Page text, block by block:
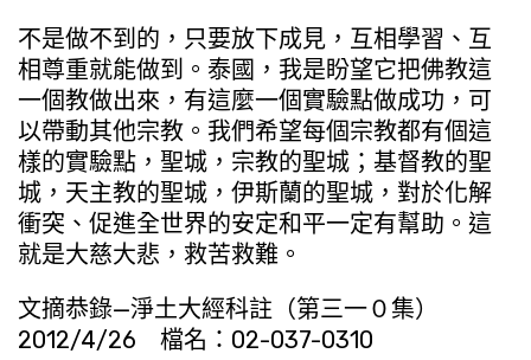
不是做不到的，只要放下成見，互相學習、互
相尊重就能做到。泰國，我是盼望它把佛教這
一個教做出來，有這麼一個實驗點做成功，可
以帶動其他宗教。我們希望每個宗教都有個這
樣的實驗點，聖城，宗教的聖城；基督教的聖
城，天主教的聖城，伊斯蘭的聖城，對於化解
衝突、促進全世界的安定和平一定有幫助。這
就是大慈大悲，救苦救難。
文摘恭錄—淨土大經科註（第三一０集）
2012/4/26 檔名：02-037-0310